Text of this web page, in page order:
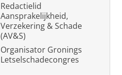
Redactielid
Aansprakelijkheid,
Verzekering & Schade
(AV&S)
Organisator Gronings
Letselschadecongres